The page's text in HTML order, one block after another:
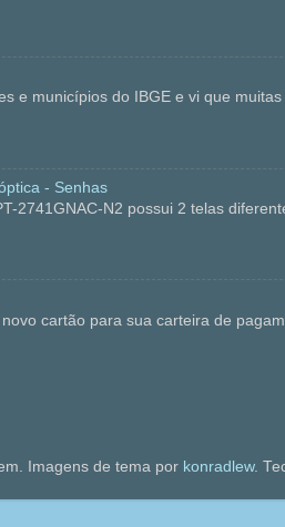
e municípios do IBGE e vi que
- Senhas
N2 possui 2 telas
cartão para sua carteira de
Imagens de tema por konradlew.